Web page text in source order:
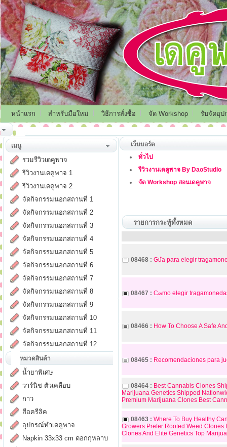
หน้าแรก สำหรับมือใหม่ วิธีการสั่งซื้อ จัด Workshop รับจัดอุป
เมนู
รวมรีวิวเดคูพาจ
รีวิวงานเดคูพาจ 1
รีวิวงานเดคูพาจ 2
จัดกิจกรรมนอกสถานที่ 1
จัดกิจกรรมนอกสถานที่ 2
จัดกิจกรรมนอกสถานที่ 3
จัดกิจกรรมนอกสถานที่ 4
จัดกิจกรรมนอกสถานที่ 5
จัดกิจกรรมนอกสถานที่ 6
จัดกิจกรรมนอกสถานที่ 7
จัดกิจกรรมนอกสถานที่ 8
จัดกิจกรรมนอกสถานที่ 9
จัดกิจกรรมนอกสถานที่ 10
จัดกิจกรรมนอกสถานที่ 11
จัดกิจกรรมนอกสถานที่ 12
หมวดสินค้า
น้ำยาพิเศษ
วาร์นิช-ตัวเคลือบ
กาว
สีอครีลิค
อุปกรณ์ทำเดคูพาจ
Napkin 33x33 cm ดอกกุหลาบ
เว็บบอร์ด
ทั่วไป
รีวิวงานเดคูพาจ By DaoStudio
จัด Workshop สอนเดคูพาจ
รายการกระทู้ทั้งหมด
08468 : Guํa para elegir
08467 : C๓mo elegir
08466 : How To Choose A Safe
08465 : Recomendaciones para
08464 : Best Cannabis Clones
Marijuana Genetics Shipped
Premium Marijuana Clones Best
08463 : Where To Buy Healthy
Growers Prefer Rooted Weed
Clones And Elite Genetics Top